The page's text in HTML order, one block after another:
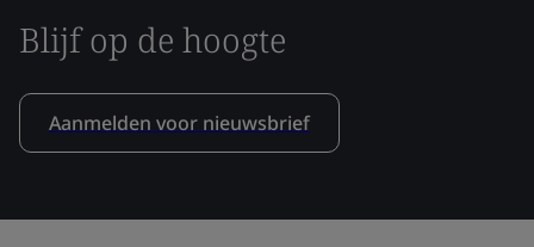
Blijf op de hoogte
Aanmelden voor nieuwsbrief